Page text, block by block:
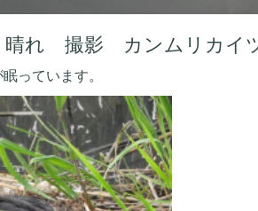
晴れ 撮影 カンムリカイ
っています。